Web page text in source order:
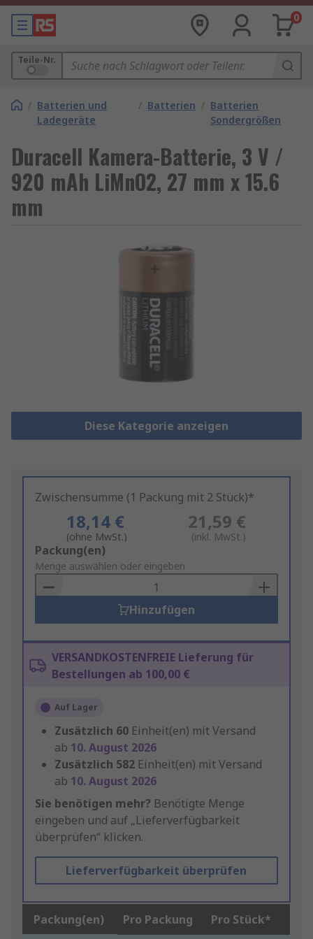
0
Teile-Nr.
/ Batterien und
Ladegeräte
/ Batterien / Batterien
Sondergrößen
Duracell Kamera-Batterie, 3 V /
920 mAh LiMnO2, 27 mm x 15.6
mm
Diese Kategorie anzeigen
Zwischensumme (1 Packung mit 2 Stück)*
18,14 €
(ohne MwSt.)
21,59 €
(inkl. MwSt.)
Add
to
Basket
Packung(en)
Menge auswählen oder eingeben
Hinzufügen
VERSANDKOSTENFREIE Lieferung für
Bestellungen ab 100,00 €
Auf Lager
Zusätzlich 60 Einheit(en) mit Versand
ab 10. August 2026
Zusätzlich 582 Einheit(en) mit Versand
ab 10. August 2026
Sie benötigen mehr? Benötigte Menge
eingeben und auf „Lieferverfügbarkeit
überprüfen“ klicken.
Lieferverfügbarkeit überprüfen
Packung(en) Pro Packung Pro Stück*